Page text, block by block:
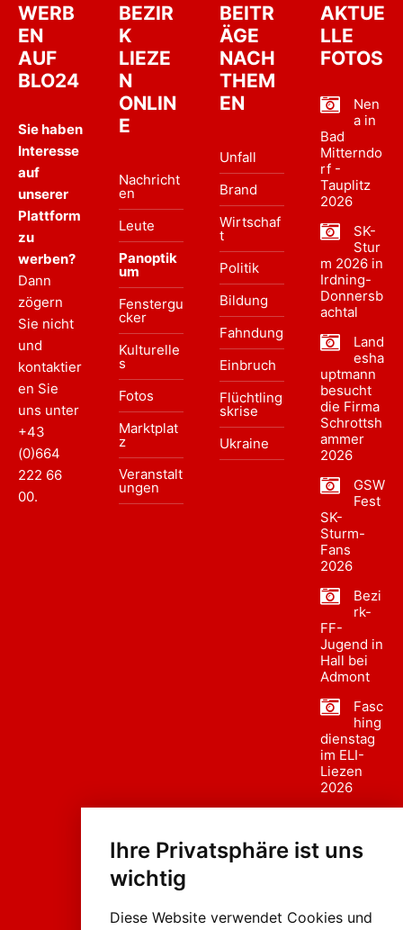
Ihre Privatsphäre ist uns
wichtig
Diese Website verwendet Cookies und
WERB
EN
AUF
BLO24
Sie haben
Interesse
auf
unserer
Plattform
zu
werben?
Dann
zögern
Sie nicht
und
kontaktier
en Sie
uns unter
+43
(0)664
222 66
00.
BEZIR
K
LIEZE
N
ONLIN
E
Nachricht
en
Leute
Panoptik
um
Fenstergu
cker
Kulturelle
s
Fotos
Marktplat
z
Veranstalt
ungen
BEITR
ÄGE
NACH
THEM
EN
Unfall
Brand
Wirtschaf
t
Politik
Bildung
Fahndung
Einbruch
Flüchtling
skrise
Ukraine
AKTUE
LLE
FOTOS
Nen
a in
Bad
Mitterndo
rf -
Tauplitz
2026
SK-
Stur
m 2026 in
Irdning-
Donnersb
achtal
Land
esha
uptmann
besucht
die Firma
Schrottsh
ammer
2026
GSW
Fest
SK-
Sturm-
Fans
2026
Bezi
rk-
FF-
Jugend in
Hall bei
Admont
Fasc
hing
dienstag
im ELI-
Liezen
2026
sumzug
Liezen